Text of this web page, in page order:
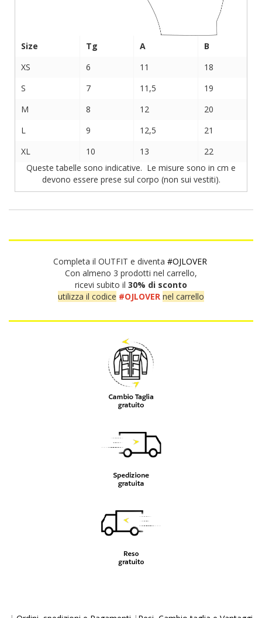
Completa il OUTFIT e diventa #OJLOVER
Con almeno 3 prodotti nel carrello,
ricevi subito il 30% di sconto
utilizza il codice #OJLOVER nel carrello
Size Tg A
B
XS
6 11
18
S
7 11,5
19
M
8 12
20
L
9 12,5
21
XL
10 13
22
Queste tabelle sono indicative. Le misure sono in cm e
devono essere prese sul corpo (non sui vestiti).